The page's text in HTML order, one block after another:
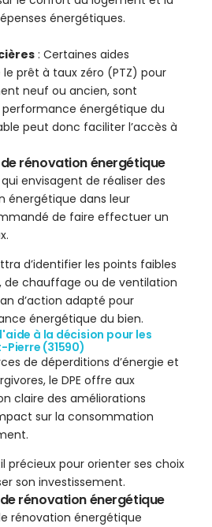
énergétiques.
: Certaines aides
prêt à taux zéro (PTZ) pour
neuf ou ancien, sont
énergétique du
peut donc faciliter l’accès à
rénovation énergétique
envisagent de réaliser des
énergétique dans leur
de faire effectuer un
d’identifier les points faibles
de chauffage ou de ventilation
d’action adapté pour
énergétique du bien.
à la décision pour les
(31590)
de déperditions d’énergie et
le DPE offre aux
claire des améliorations
sur la consommation
précieux pour orienter ses choix
son investissement.
rénovation énergétique
rénovation énergétique